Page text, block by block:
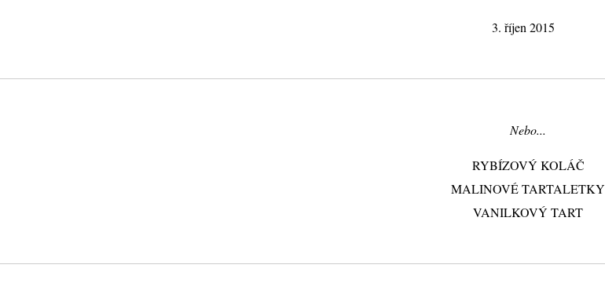
3. říjen 2015
Nebo...
RYBÍZOVÝ KOLÁČ
MALINOVÉ TARTALETKY
VANILKOVÝ TART